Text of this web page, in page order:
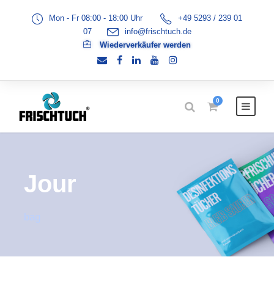
Mon - Fr 08:00 - 18:00 Uhr
+49 5293 / 239 01
07
info@frischtuch.de
Wiederverkäufer werden
0
Jour
bag